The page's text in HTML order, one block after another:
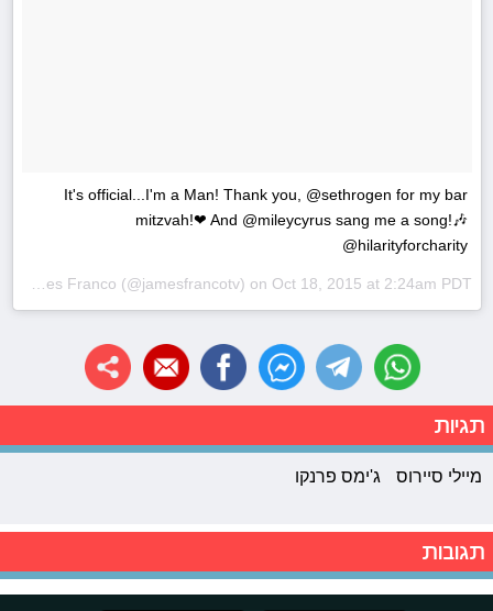
It's official...I'm a Man! Thank you, @sethrogen for my bar
mitzvah!❤ And @mileycyrus sang me a song!🎶
@hilarityforcharity
Oct 18, 2015 at 2:24am PDT
תגיות
מיילי סיירוס ג'ימס פרנקו
תגובות